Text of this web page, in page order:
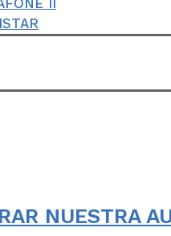
II
NUESTRA